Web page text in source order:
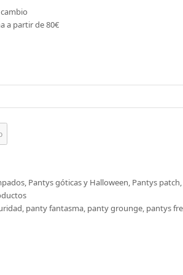
a partir de 80€
, Pantys góticas y Halloween, Pantys patch,
, panty fantasma, panty grounge, pantys